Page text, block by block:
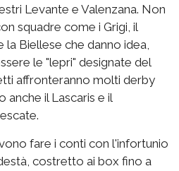
Levante e Valenzana. Non
squadre come i Grigi, il
la Biellese che danno idea,
le "lepri" designate del
affronteranno molti derby
anche il Lascaris e il
fare i conti con l'infortunio
costretto ai box fino a